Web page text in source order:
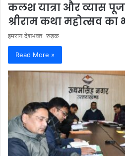
कलश यात्रा और व्यास
श्रीराम कथा महोत्सव
इमरान देशभक्त रुड़क
Read More »